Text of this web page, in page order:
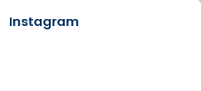
de Barcelona
Instagram